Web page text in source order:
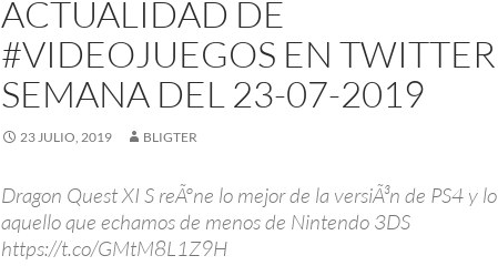
ACTUALIDAD DE
#VIDEOJUEGOS EN TWITTER
SEMANA DEL 23-07-2019
23 JULIO, 2019 BLIGTER
Dragon Quest XI S reÃºne lo mejor de la versiÃ³n de PS4 y lo
aquello que echamos de menos de Nintendo 3DS
https://t.co/GMtM8L1Z9H